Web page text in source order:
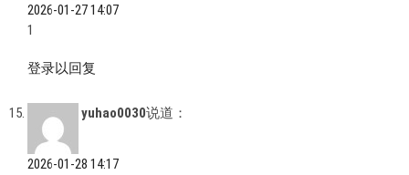
2026-01-27 14:07
1
登录以回复
yuhao0030说道：
2026-01-28 14:17